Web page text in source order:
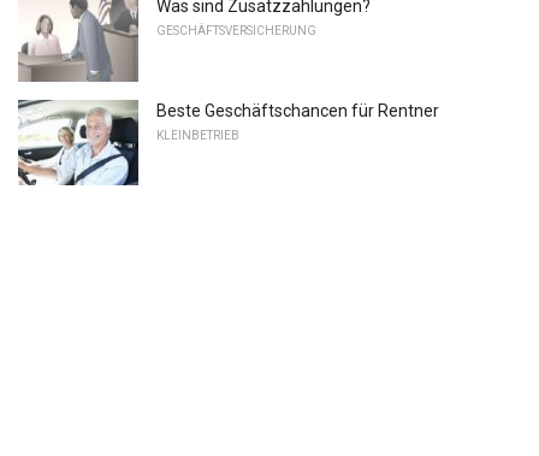
Was sind Zusatzzahlungen?
GESCHÄFTSVERSICHERUNG
Beste Geschäftschancen für Rentner
KLEINBETRIEB